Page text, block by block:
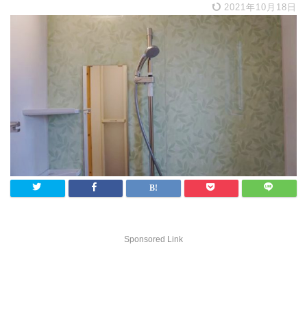
2021年10月18日
Sponsored Link